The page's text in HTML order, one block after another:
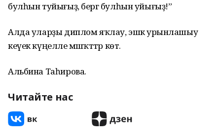
булһын туйығыҙ, бергә булһын уйығыҙ!”
Алда уларҙы диплом яҡлау, эшкә урынлашыу
кеүек күңелле мәшәҡәттәр көтә.
Альбина Таһирова.
Читайте нас